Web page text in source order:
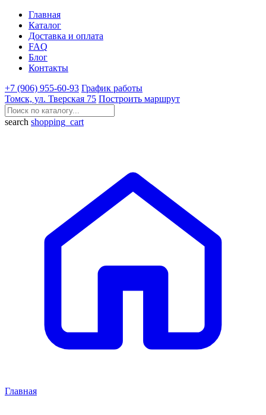
Главная
Каталог
Доставка и оплата
FAQ
Блог
Контакты
+7 (906) 955-60-93 График работы
Томск, ул. Тверская 75 Построить маршрут
search shopping_cart
Главная